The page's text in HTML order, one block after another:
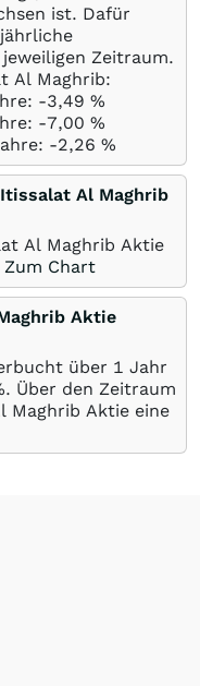
ist. Dafür
Zeitraum.
Al Maghrib:
-3,49 %
-7,00 %
-2,26 %
Al Maghrib
Al Maghrib Aktie
Zum Chart
Aktie
über 1 Jahr
. Über den Zeitraum
Maghrib Aktie eine